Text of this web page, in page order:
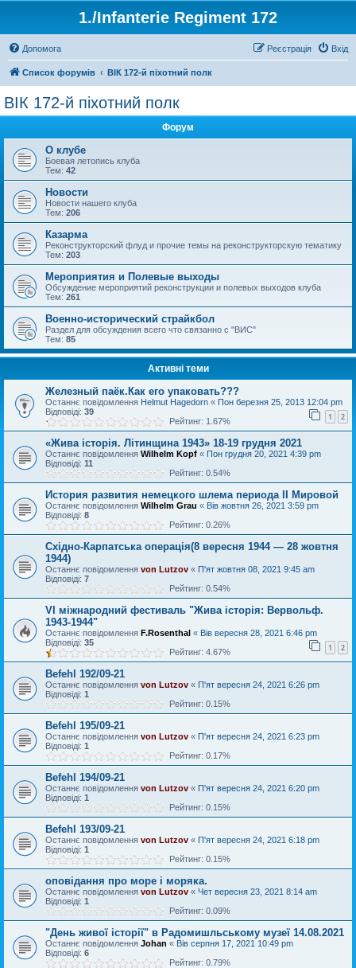
1./Infanterie Regiment 172
Допомога Вхід
Реєстрація
Список форумів ВІК 172-й піхотний полк
ВІК 172-й піхотний полк
Форум
О клубе
Боевая летопись клуба
Тем: 42
Новости
Новости нашего клуба
Тем: 206
Казарма
Реконструкторский флуд и прочие темы на реконструкторскую тематику
Тем: 203
Мероприятия и Полевые выходы
Обсуждение мероприятий реконструкции и полевых выходов клуба
Тем: 261
Военно-исторический страйкбол
Раздел для обсуждения всего что связанно с "ВИС"
Тем: 85
Активні теми
Железный паёк.Как его упаковать???
Останнє повідомлення Helmut Hagedorn « Пон березня 25, 2013 12:04 pm
Відповіді: 39 1 2
Рейтинг: 1.67%
«Жива історія. Літинщина 1943» 18-19 грудня 2021
Останнє повідомлення Wilhelm Kopf « Пон грудня 20, 2021 4:39 pm
Відповіді: 11
Рейтинг: 0.54%
История развития немецкого шлема периода II Мировой
Останнє повідомлення Wilhelm Grau « Вів жовтня 26, 2021 3:59 pm
Відповіді: 8
Рейтинг: 0.26%
Східно-Карпатська операція(8 вересня 1944 — 28 жовтня
1944)
Останнє повідомлення von Lutzov « П'ят жовтня 08, 2021 9:45 am
Відповіді: 7
Рейтинг: 0.54%
VI міжнародний фестиваль "Жива історія: Вервольф.
1943-1944"
Останнє повідомлення F.Rosenthal « Вів вересня 28, 2021 6:46 pm
Відповіді: 35 1 2
Рейтинг: 4.67%
Befehl 192/09-21
Останнє повідомлення von Lutzov « П'ят вересня 24, 2021 6:26 pm
Відповіді: 1
Рейтинг: 0.15%
Befehl 195/09-21
Останнє повідомлення von Lutzov « П'ят вересня 24, 2021 6:23 pm
Відповіді: 1
Рейтинг: 0.17%
Befehl 194/09-21
Останнє повідомлення von Lutzov « П'ят вересня 24, 2021 6:20 pm
Відповіді: 1
Рейтинг: 0.15%
Befehl 193/09-21
Останнє повідомлення von Lutzov « П'ят вересня 24, 2021 6:18 pm
Відповіді: 1
Рейтинг: 0.15%
оповідання про море і моряка.
Останнє повідомлення von Lutzov « Чет вересня 23, 2021 8:14 am
Відповіді: 1
Рейтинг: 0.09%
"День живої історії" в Радомишльському музеї 14.08.2021
Останнє повідомлення Johan « Вів серпня 17, 2021 10:49 pm
Відповіді: 6
Рейтинг: 0.79%